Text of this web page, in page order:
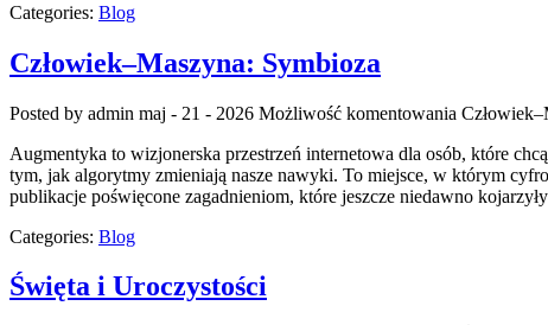
Categories: Blog
Człowiek–Maszyna: Symbioza
Posted by admin maj - 21 - 2026 Możliwość komentowania
Augmentyka to wizjonerska przestrzeń internetowa dla osób, które
tym, jak algorytmy zmieniają nasze nawyki. To miejsce, w którym
publikacje poświęcone zagadnieniom, które jeszcze niedawno
Categories: Blog
Święta i Uroczystości